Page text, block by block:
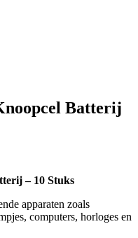
Batterij
– 10 Stuks
apparaten zoals
computers, horloges en